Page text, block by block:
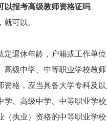
以报考高级教师资格证吗
可以。
退休年龄，户籍或工作单
高级中学、中等职业学校教
格，应当具备大学专科及
学、高级中学、中等职业学
（执业）资格的中等职业学